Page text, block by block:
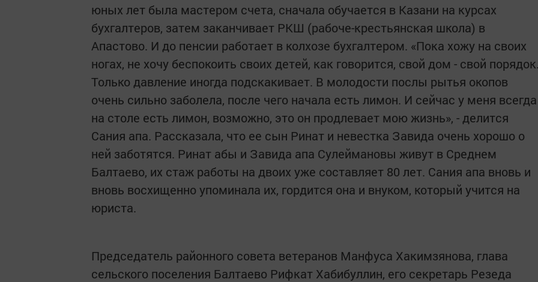
юных лет была мастером счета, сначала обучается в Казани на курсах
бухгалтеров, затем заканчивает РКШ (рабоче-крестьянская школа) в
Апастово. И до пенсии работает в колхозе бухгалтером. «Пока хожу на своих
ногах, не хочу беспокоить своих детей, как говорится, свой дом - свой
Только давление иногда подскакивает. В молодости послы рытья окопов
очень сильно заболела, после чего начала есть лимон. И сейчас у меня всегда
на столе есть лимон, возможно, это он продлевает мою жизнь», - делится
Сания апа. Рассказала, что ее сын Ринат и невестка Завида очень хорошо о
ней заботятся. Ринат абы и Завида апа Сулеймановы живут в Среднем
Балтаево, их стаж работы на двоих уже составляет 80 лет. Сания апа вновь и
вновь восхищенно упоминала их, гордится она и внуком, который учится на
юриста.
Председатель районного совета ветеранов Манфуса Хакимзянова, глава
сельского поселения Балтаево Рифкат Хабибуллин, его секретарь Резеда